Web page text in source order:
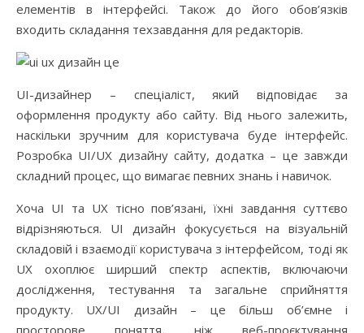
елементів в інтерфейсі. Також до його обов’язків
входить складання техзавдання для редакторів.
UI-дизайнер – спеціаліст, який відповідає за
оформлення продукту або сайту. Від нього залежить,
наскільки зручним для користувача буде інтерфейс.
Розробка UI/UX дизайну сайту, додатка – це завжди
складний процес, що вимагає певних знань і навичок.
Хоча UI та UX тісно пов’язані, їхні завдання суттєво
відрізняються. UI дизайн фокусується на візуальній
складовій і взаємодії користувача з інтерфейсом, тоді як
UX охоплює ширший спектр аспектів, включаючи
дослідження, тестування та загальне сприйняття
продукту. UX/UI дизайн – це більш об’ємне і
просторове поняття, ніж веб-проєктування